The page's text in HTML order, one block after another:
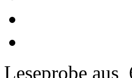
Leseprobe aus